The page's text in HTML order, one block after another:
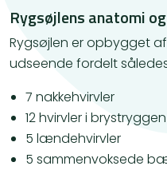
Rygsøjlens anatomi
Rygsøjlen er opbygget
udseende fordelt
7 nakkehvirvler
12 hvirvler i brystryggen
5 lændehvirvler
5 sammenvoksede